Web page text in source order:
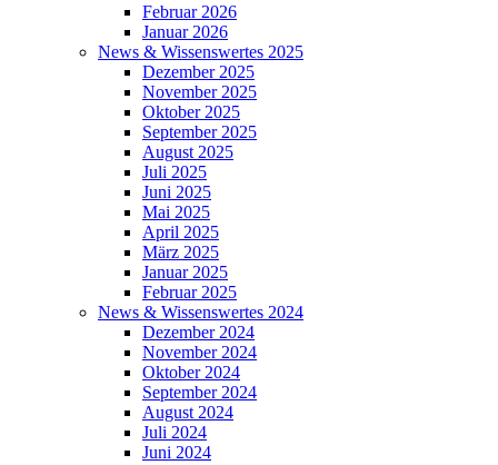
Februar 2026
Januar 2026
News & Wissenswertes 2025
Dezember 2025
November 2025
Oktober 2025
September 2025
August 2025
Juli 2025
Juni 2025
Mai 2025
April 2025
März 2025
Januar 2025
Februar 2025
News & Wissenswertes 2024
Dezember 2024
November 2024
Oktober 2024
September 2024
August 2024
Juli 2024
Juni 2024